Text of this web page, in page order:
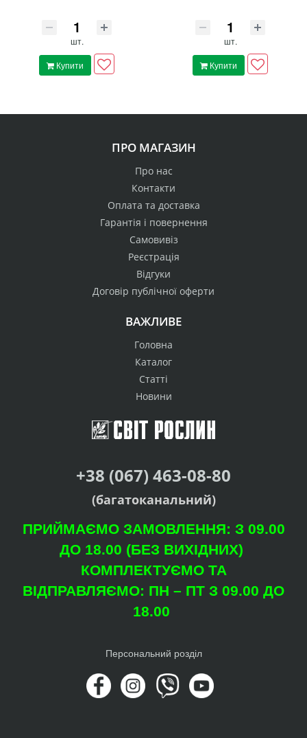
шт.
Купити
шт.
Купити
ПРО МАГАЗИН
Про нас
Контакти
Оплата та доставка
Гарантія і повернення
Самовивіз
Реєстрація
Відгуки
Договір публічної оферти
ВАЖЛИВЕ
Головна
Каталог
Статті
Новини
+38 (067) 463-08-80
(багатоканальний)
ПРИЙМАЄМО ЗАМОВЛЕННЯ: З 09.00
ДО 18.00 (БЕЗ ВИХІДНИХ)
КОМПЛЕКТУЄМО ТА
ВІДПРАВЛЯЄМО: ПН – ПТ З 09.00 ДО
18.00
Персональний розділ